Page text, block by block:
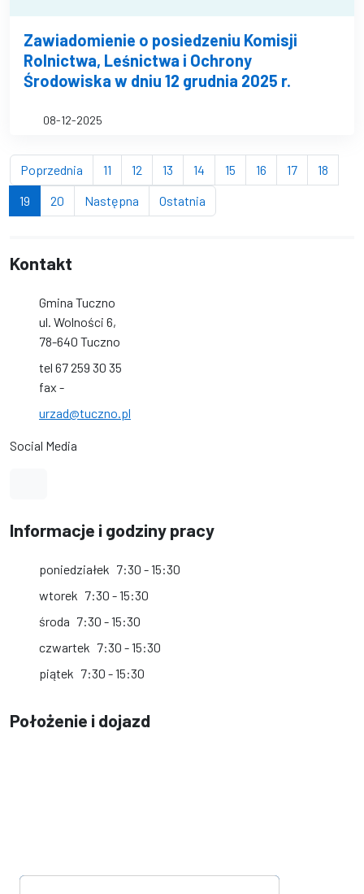
Zawiadomienie o posiedzeniu Komisji
Rolnictwa, Leśnictwa i Ochrony
Środowiska w dniu 12 grudnia 2025 r.
08-12-2025
Poprzednia strona
11 strona
12 strona
13 strona
14 strona
15 strona
16 strona
17strona
18
19 (bieżąca strona)
20 stronaNastępna stronaOstatnia
Kontakt
Gmina Tuczno
ul. Wolności 6,
78-640 Tuczno
tel 67 259 30 35
fax -
urzad@tuczno.pl
Social Media
Informacje i godziny pracy
poniedziałek 7:30 - 15:30
wtorek 7:30 - 15:30
środa 7:30 - 15:30
czwartek 7:30 - 15:30
piątek 7:30 - 15:30
Położenie i dojazd